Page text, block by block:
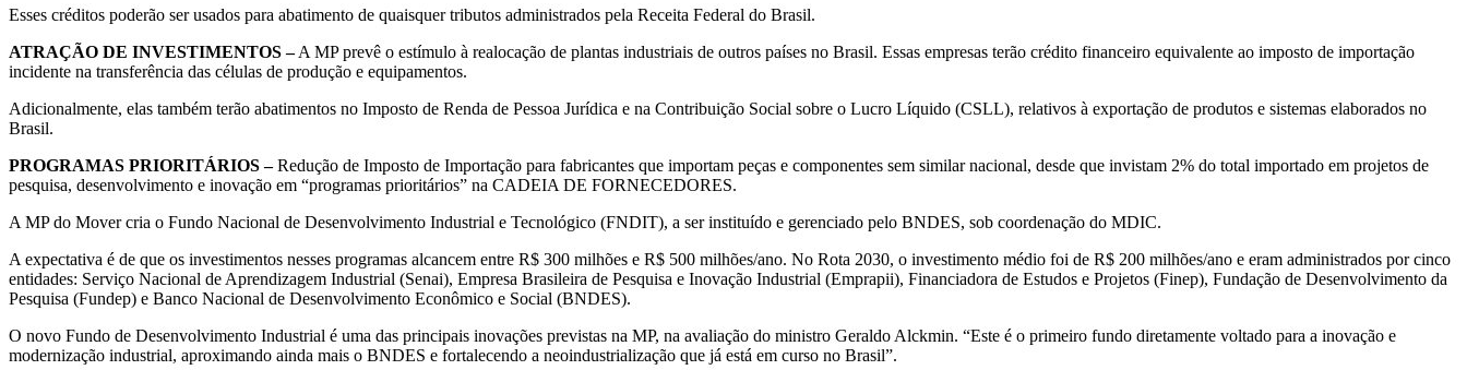
Esses créditos poderão ser usados para abatimento de quaisquer tributos administrados pela Receita Federal do Brasil.
ATRAÇÃO DE INVESTIMENTOS –A MP prevê o estímulo à realocação de plantas industriais de outros países no Brasil. Essas empresas terão crédito financeiro equivalente ao imposto de importação
incidente na transferência das células de produção e equipamentos.
Adicionalmente, elas também terão abatimentos no Imposto de Renda de Pessoa Jurídica e na Contribuição Social sobre o Lucro Líquido (CSLL), relativos à exportação de produtos e sistemas elaborados no
Brasil.
PROGRAMAS PRIORITÁRIOS –Redução de Imposto de Importação para fabricantes que importam peças e componentes sem similar nacional, desde que invistam 2% do total importado em projetos de
pesquisa, desenvolvimento e inovação em “programas prioritários” na CADEIA DE FORNECEDORES.
A MP do Mover cria o Fundo Nacional de Desenvolvimento Industrial e Tecnológico (FNDIT), a ser instituído e gerenciado pelo BNDES, sob coordenação do MDIC.
A expectativa é de que os investimentos nesses programas alcancem entre R$ 300 milhões e R$ 500 milhões/ano. No Rota 2030, o investimento médio foi de R$ 200 milhões/ano e eram administrados por cinco
entidades: Serviço Nacional de Aprendizagem Industrial (Senai), Empresa Brasileira de Pesquisa e Inovação Industrial (Emprapii), Financiadora de Estudos e Projetos (Finep), Fundação de Desenvolvimento da
Pesquisa (Fundep) e Banco Nacional de Desenvolvimento Econômico e Social (BNDES).
O novo Fundo de Desenvolvimento Industrial é uma das principais inovações previstas na MP, na avaliação do ministro Geraldo Alckmin. “Este é o primeiro fundo diretamente voltado para a inovação e
modernização industrial, aproximando ainda mais o BNDES e fortalecendo a neoindustrialização que já está em curso no Brasil”.